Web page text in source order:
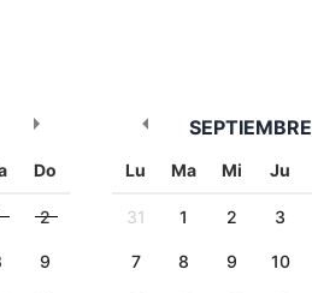
Do
2
9
SEPTIEMBRE
Lu Ma Mi Ju
31 1 2 3
7 8 9 10